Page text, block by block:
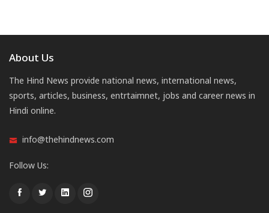
About Us
The Hind News provide national news, international news,
sports, articles, business, entrtaimnet, jobs and career news in
Hindi online.
info@thehindnews.com
Follow Us: